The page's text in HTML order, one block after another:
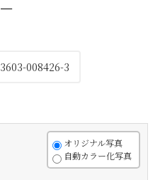
−
3603-008426-3
オリジナル写真
自動カラー化写真